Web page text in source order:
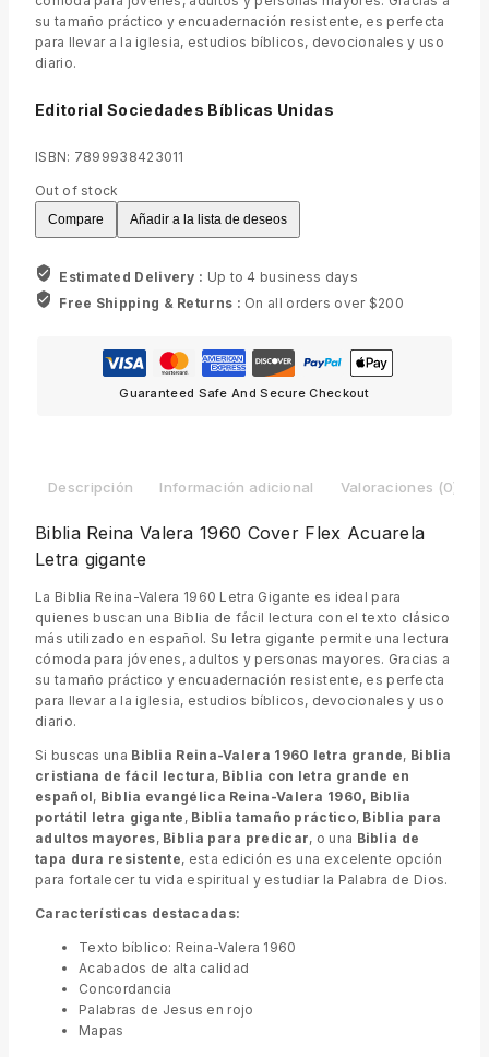
su tamaño práctico y encuadernación resistente, es perfecta
para llevar a la iglesia, estudios bíblicos, devocionales y uso
diario.
Editorial Sociedades Bíblicas Unidas
ISBN: 7899938423011
Out of stock
Compare Añadir a la lista de deseos
Estimated Delivery : Up to 4 business days
Free Shipping & Returns : On all orders over $200
Guaranteed Safe And Secure Checkout
Descripción Información adicional Valoraciones (0)
Biblia Reina Valera 1960 Cover Flex Acuarela
Letra gigante
La Biblia Reina-Valera 1960 Letra Gigante es ideal para
quienes buscan una Biblia de fácil lectura con el texto clásico
más utilizado en español. Su letra gigante permite una lectura
cómoda para jóvenes, adultos y personas mayores. Gracias a
su tamaño práctico y encuadernación resistente, es perfecta
para llevar a la iglesia, estudios bíblicos, devocionales y uso
diario.
Si buscas una Biblia Reina-Valera 1960 letra grande, Biblia
cristiana de fácil lectura, Biblia con letra grande en
español, Biblia evangélica Reina-Valera 1960, Biblia
portátil letra gigante , Biblia tamaño práctico, Biblia para
adultos mayores, Biblia para predicar, o una Biblia de
tapa dura resistente, esta edición es una excelente opción
para fortalecer tu vida espiritual y estudiar la Palabra de Dios.
Características destacadas:
Texto bíblico: Reina-Valera 1960
Acabados de alta calidad
Concordancia
Palabras de Jesus en rojo
Mapas